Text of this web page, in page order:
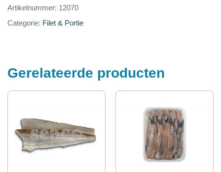
Artikelnummer: 12070
Categorie: Filet & Portie
Gerelateerde producten